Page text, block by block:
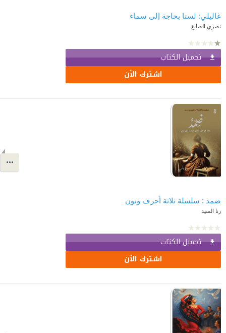
غاليلي: لسنا بحاجة إلى سماء
نصري الصايغ
تحميل الكتاب
اشترك الآن
ضمد : سلسلة ثلاثة أحرف ونون
رنا السيد
تحميل الكتاب
اشترك الآن